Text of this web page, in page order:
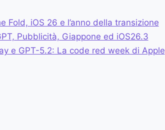
Fold, iOS 26 e l’anno della transizione
Pubblicità, Giappone ed iOS26.3
e GPT-5.2: La code red week di Apple